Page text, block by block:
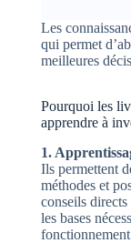
Les
qui permet
meilleures
Pourquoi les
apprendre à
1.
Ils permettent
méthodes et
conseils
les bases